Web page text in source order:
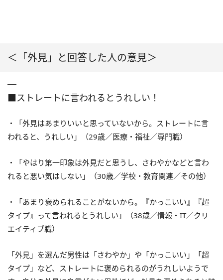
＜「外見」と回答した人の意見＞
■ストレートに言われるとうれしい！
・「外見はあまりいいと思っていないから。ストレートに言
われると、うれしい」（29歳／医療・福祉／専門職）
・「やはり第一印象は外見だと思うし、さわやかなどと言わ
れると悪い気はしない」（30歳／学校・教育関連／その他）
・「あまり褒められることがないから。『かっこいい』『超
タイプ』って言われるとうれしい」（38歳／情報・IT／クリ
エイティブ職）
「外見」を選んだ男性は「さわやか」や「かっこいい」「超
タイプ」など、ストレートに褒められるのがうれしいようで